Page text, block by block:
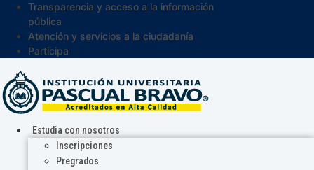
Transparencia y acceso a la información
pública
Atención y servicios a la ciudadanía
Participa
Estudia con nosotros
Inscripciones
Pregrados